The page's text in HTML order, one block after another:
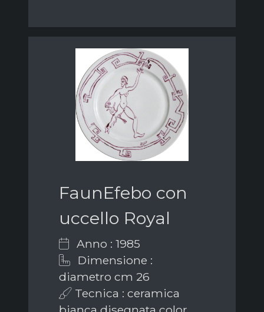
FaunEfebo con
uccello Royal
Anno : 1985
Dimensione :
diametro cm 26
Tecnica : ceramica